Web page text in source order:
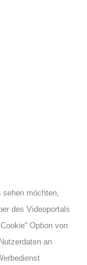
möchten,
des Videoportals
Option von
an